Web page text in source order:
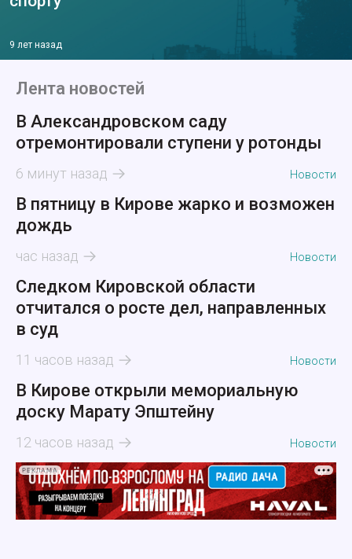
9 лет назад
Лента новостей
В Александровском саду
отремонтировали ступени у ротонды
6 минут назад Новости
В пятницу в Кирове жарко и возможен
дождь
час назад Новости
Следком Кировской области
отчитался о росте дел, направленных
в суд
11 часов назад Новости
В Кирове открыли мемориальную
доску Марату Эпштейну
12 часов назад Новости
РЕКЛАМА